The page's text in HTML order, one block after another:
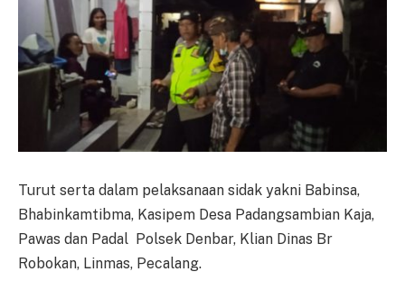
Turut serta dalam pelaksanaan sidak yakni Babinsa,
Bhabinkamtibma, Kasipem Desa Padangsambian Kaja,
Pawas dan Padal Polsek Denbar, Klian Dinas Br
Robokan, Linmas, Pecalang.